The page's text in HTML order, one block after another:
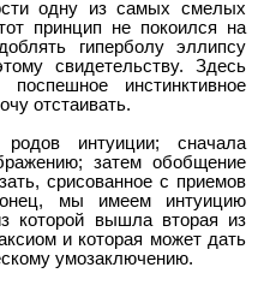
одну из самых смелых
принцип не покоился на
гиперболу эллипсу
свидетельству. Здесь
инстинктивное
отстаивать.
интуиции; сначала
затем обобщение
срисованное с приемов
мы имеем интуицию
которой вышла вторая из
и которая может дать
умозаключению.